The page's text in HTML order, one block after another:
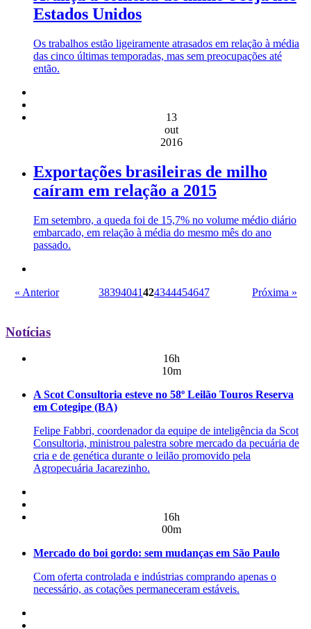
Estados Unidos
Os trabalhos estão ligeiramente atrasados em relação à média
das cinco últimas temporadas, mas sem preocupações até
então.
13
out
2016
Exportações brasileiras de milho
caíram em relação a 2015
Em setembro, a queda foi de 15,7% no volume médio diário
embarcado, em relação à média do mesmo mês do ano
passado.
« Anterior 38394041424344454647 Próxima »
Notícias
16h
10m
A Scot Consultoria esteve no 58º Leilão Touros Reserva
em Cotegipe (BA)
Felipe Fabbri, coordenador da equipe de inteligência da Scot
Consultoria, ministrou palestra sobre mercado da pecuária de
cria e de genética durante o leilão promovido pela
Agropecuária Jacarezinho.
16h
00m
Mercado do boi gordo: sem mudanças em São Paulo
Com oferta controlada e indústrias comprando apenas o
necessário, as cotações permaneceram estáveis.